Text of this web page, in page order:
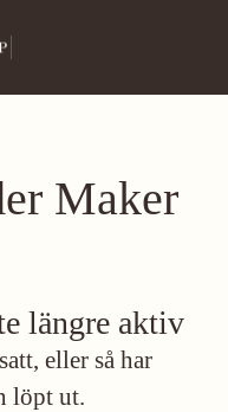
Maker
längre aktiv
eller så har
löpt ut.